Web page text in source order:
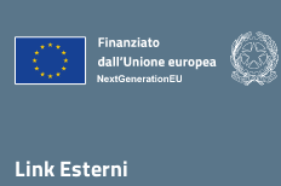
Link Esterni